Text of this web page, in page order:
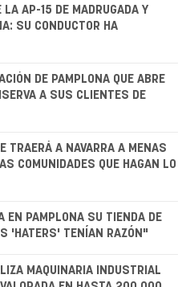
AP-15 DE MADRUGADA Y
SU CONDUCTOR HA
DE PAMPLONA QUE ABRE
A SUS CLIENTES DE
TRAERÁ A NAVARRA A MENAS
COMUNIDADES QUE HAGAN LO
EN PAMPLONA SU TIENDA DE
'HATERS' TENÍAN RAZÓN"
MAQUINARIA INDUSTRIAL